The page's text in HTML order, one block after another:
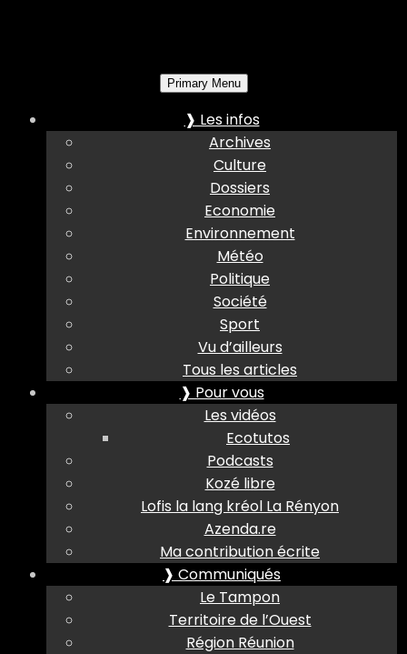
Primary Menu
❱ Les infos
Archives
Culture
Dossiers
Economie
Environnement
Météo
Politique
Société
Sport
Vu d’ailleurs
Tous les articles
❱ Pour vous
Les vidéos
Ecotutos
Podcasts
Kozé libre
Lofis la lang kréol La Rényon
Azenda.re
Ma contribution écrite
❱ Communiqués
Le Tampon
Territoire de l’Ouest
Région Réunion